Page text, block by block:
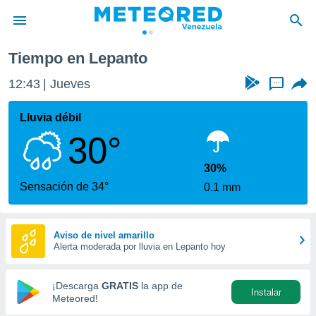
de
ha
para
que se
calidad.
a este
las
y
forma
digital
basada
Tiempo en Lepanto
12:43 Jueves ...
Lluvia débil
30°
Sensación de 34°
30%
0.1 mm
Aviso de nivel amarillo
Alerta moderada por lluvia en Lepanto hoy
¡Descarga GRATIS la app de
Meteored!
Instalar